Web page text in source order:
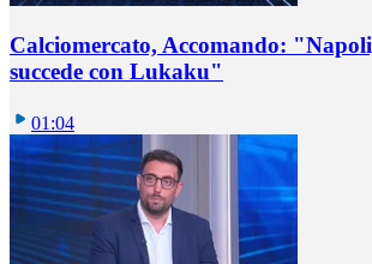
Calciomercato, Accomando:
succede con Lukaku"
01:04